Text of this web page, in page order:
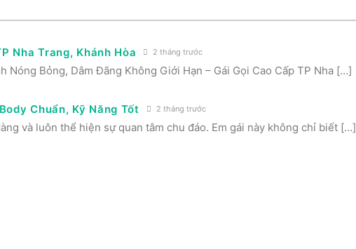
Nha Trang, Khánh Hòa 2 tháng trước
Bỏng, Dâm Đãng Không Giới Hạn – Gái Gọi Cao Cấp TP Nha […]
Chuẩn, Kỹ Năng Tốt 2 tháng trước
và luôn thể hiện sự quan tâm chu đáo. Em gái này không chỉ biết […]